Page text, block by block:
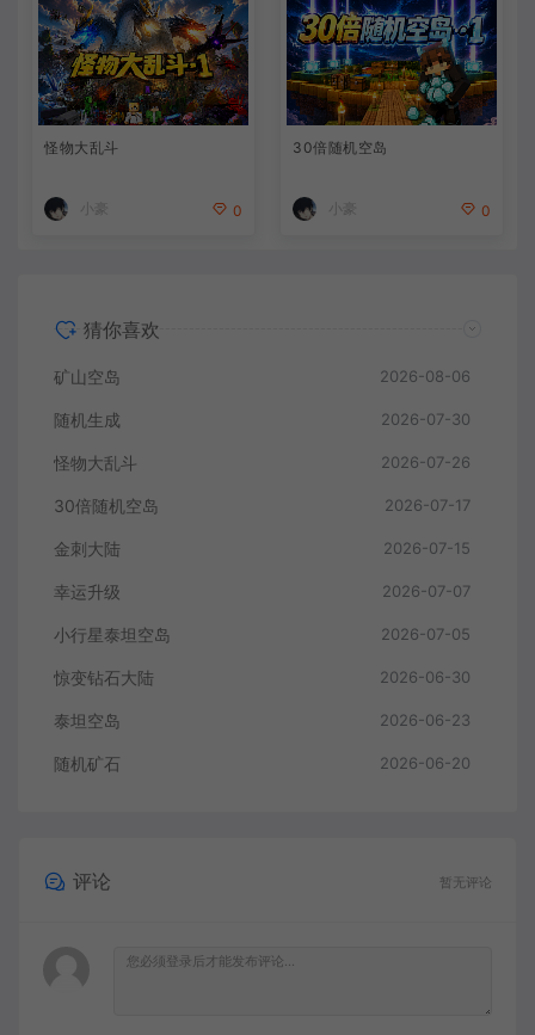
怪物大乱斗
小豪 0
30倍随机空岛
小豪 0
猜你喜欢
矿山空岛 2026-08-06
随机生成 2026-07-30
怪物大乱斗 2026-07-26
30倍随机空岛 2026-07-17
金刺大陆 2026-07-15
幸运升级 2026-07-07
小行星泰坦空岛 2026-07-05
惊变钻石大陆 2026-06-30
泰坦空岛 2026-06-23
随机矿石 2026-06-20
评论 暂无评论